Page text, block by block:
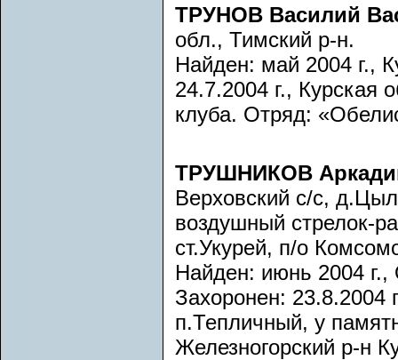
ТРУНОВ Василий
обл., Тимский р-н.
Найден: май 2004 г.,
24.7.2004 г., Курская
клуба. Отряд:
ТРУШНИКОВ
Верховский с/с,
воздушный стрелок-
ст.Укурей, п/о
Найден: июнь 2004
Захоронен: 23.8.2004
п.Тепличный, у
Железногорский р-н